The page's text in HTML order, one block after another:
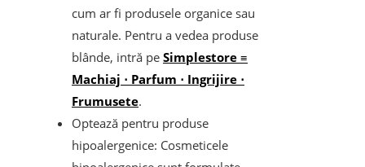
cum ar fi produsele organice sau
naturale. Pentru a vedea produse
blânde, intră pe Simplestore ≡
Machiaj ⋅ Parfum ⋅ Ingrijire ⋅
Frumusete.
Optează pentru produse
hipoalergenice: Cosmeticele